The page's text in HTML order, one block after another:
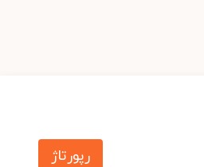
رپورتاژ